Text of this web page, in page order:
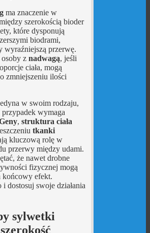
ma znaczenie w
szerokością bioder
które dysponują
biodrami,
wyraźniejszą przerwę.
osoby z nadwagą, jeśli
ciała, mogą
zmniejszeniu ilości
w swoim rodzaju,
wymaga
, struktura ciała
tkanki
kluczową rolę w
przerwy między udami.
że nawet drobne
fizycznej mogą
końcowy efekt.
dostosuj swoje działania
sylwetki